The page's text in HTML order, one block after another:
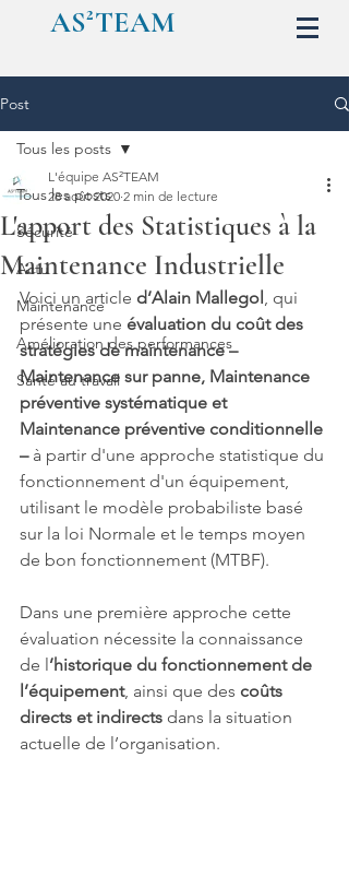
AS²TEAM
Post
Tous les posts
Sécurité
Actu
Maintenance
Amélioration des performances
Santé au travail
Tous les posts
L'apport des Statistiques à la
Maintenance Industrielle
L'équipe AS²TEAM
28 août 2020 2 min de lecture
Voici un article d’Alain Mallegol, qui
présente une évaluation du coût des
stratégies de maintenance –
Maintenance sur panne, Maintenance
préventive systématique et
Maintenance préventive conditionnelle
– à partir d'une approche statistique du
fonctionnement d'un équipement,
utilisant le modèle probabiliste basé
sur la loi Normale et le temps moyen
de bon fonctionnement (MTBF).
Dans une première approche cette
évaluation nécessite la connaissance
de l’historique du fonctionnement de
l’équipement, ainsi que des coûts
directs et indirects dans la situation
actuelle de l’organisation.